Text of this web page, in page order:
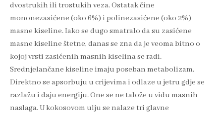
dvostrukih ili trostukih veza. Ostatak čine
mononezasićene (oko 6%) i polinezasićene (oko 2%)
masne kiseline. Iako se dugo smatralo da su zasićene
masne kiseline štetne, danas se zna da je veoma bitno o
kojoj vrsti zasićenih masnih kiselina se radi.
Srednjelančane kiseline imaju poseban metabolizam.
Direktno se apsorbuju u crijevima i odlaze u jetru gdje se
razlažu i daju energiju. One se ne talože u vidu masnih
naslaga. U kokosovom ulju se nalaze tri glavne